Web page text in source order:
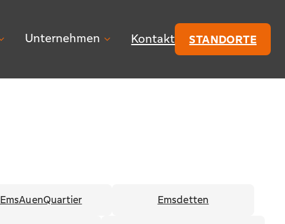
Unternehmen Kontakt STANDORTE
EmsAuenQuartier Emsdetten